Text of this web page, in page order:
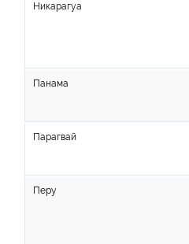
Никарагуа
Панама
Парагвай
Перу